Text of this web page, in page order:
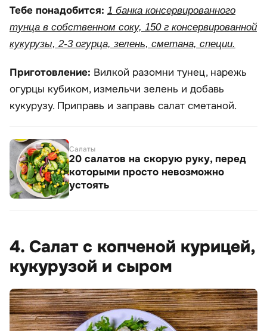
Тебе понадобится: 1 банка консервированного
тунца в собственном соку, 150 г консервированной
кукурузы, 2-3 огурца, зелень, сметана, специи.
Приготовление: Вилкой разомни тунец, нарежь
огурцы кубиком, измельчи зелень и добавь
кукурузу. Приправь и заправь салат сметаной.
Салаты
20 салатов на скорую руку, перед
которыми просто невозможно
устоять
4. Салат с копченой курицей,
кукурузой и сыром